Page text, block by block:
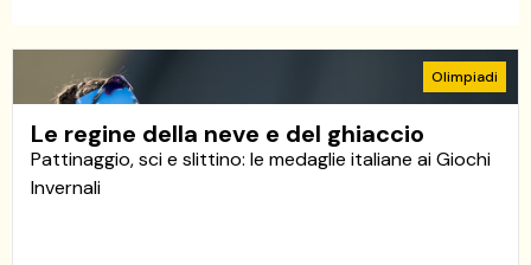
Olimpiadi
Le regine della neve e del ghiaccio
Pattinaggio, sci e slittino: le medaglie italiane ai Giochi
Invernali